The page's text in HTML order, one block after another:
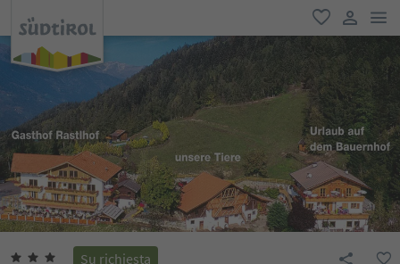
favoriti
user link
Su richiesta